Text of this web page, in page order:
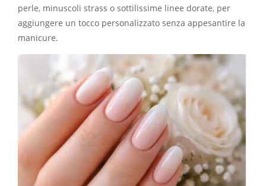
perle, minuscoli strass o sottilissime linee dorate, per
aggiungere un tocco personalizzato senza appesantire la
manicure.